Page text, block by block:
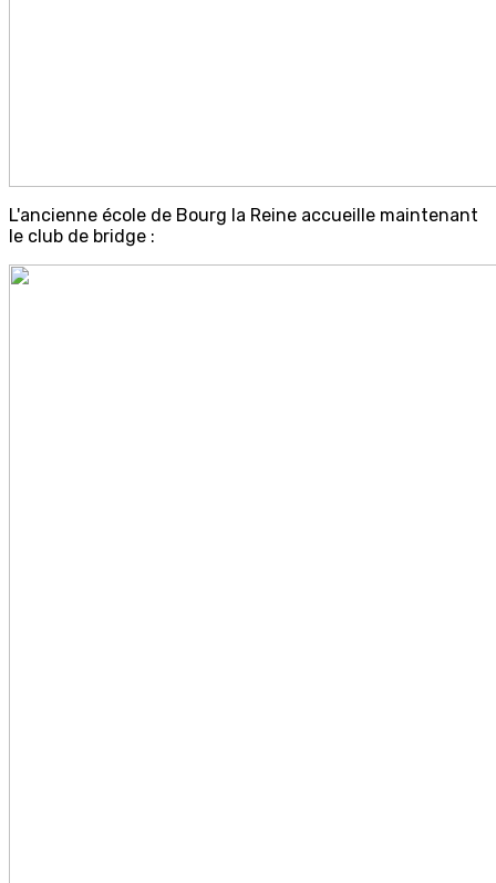
L'ancienne école de Bourg la Reine accueille maintenant
le club de bridge :